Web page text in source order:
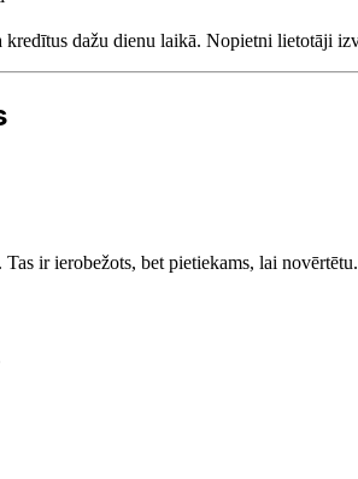
dažu dienu laikā. Nopietni lietotāji
ir ierobežots, bet pietiekams, lai novērtētu.